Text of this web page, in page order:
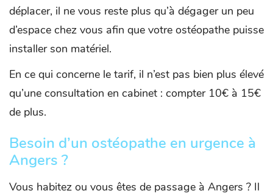
déplacer, il ne vous reste plus qu’à dégager un peu
d’espace chez vous afin que votre ostéopathe puisse
installer son matériel.
En ce qui concerne le tarif, il n’est pas bien plus élevé
qu’une consultation en cabinet : compter 10€ à 15€
de plus.
Besoin d’un ostéopathe en urgence à
Angers ?
Vous habitez ou vous êtes de passage à Angers ? Il